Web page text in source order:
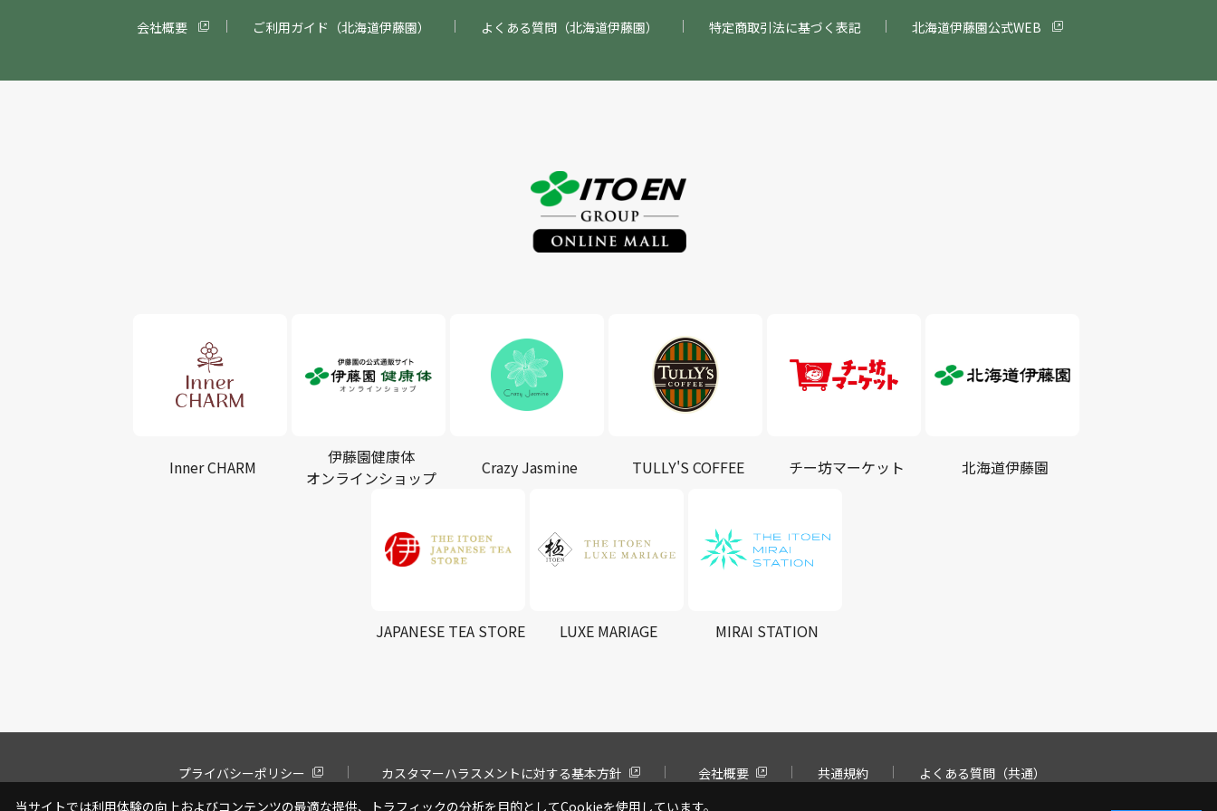
会社概要 ご利用ガイド（北海道伊藤園） よくある質問（北海道伊藤園） 特定商取引法に基づく表記 北海道伊藤園公式WEB
Inner CHARM
伊藤園健康体
オンラインショップ
Crazy Jasmine TULLY'S COFFEE チー坊マーケット 北海道伊藤園
JAPANESE TEA STORE LUXE MARIAGE MIRAI STATION
プライバシーポリシー カスタマーハラスメントに対する基本方針 会社概要 共通規約
よくある質問（共通）
当サイトでは利用体験の向上およびコンテンツの最適な提供、トラフィックの分析を目的としてCookieを使用しています。